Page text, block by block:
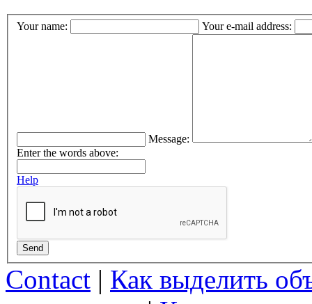
Your name: Your e-mail address:
Message:
Enter the words above:
Help
Send
Contact | Как выделить